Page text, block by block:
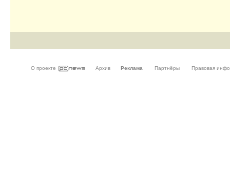
О проекте Архив Реклама Партнёры Правовая